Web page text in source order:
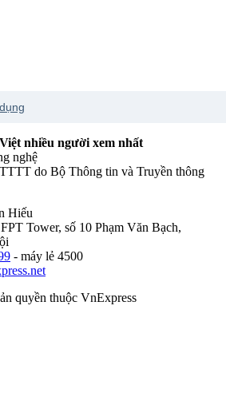
nhiều người xem nhất
nghệ
do Bộ Thông tin và Truyền thông
Hiếu
Tower, số 10 Phạm Văn Bạch,
- máy lẻ 4500
quyền thuộc VnExpress